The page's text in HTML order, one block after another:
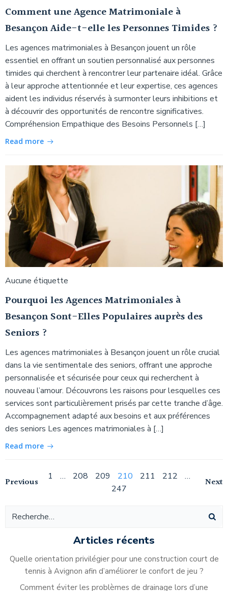
Comment une Agence Matrimoniale à
Besançon Aide-t-elle les Personnes Timides ?
Les agences matrimoniales à Besançon jouent un rôle
essentiel en offrant un soutien personnalisé aux personnes
timides qui cherchent à rencontrer leur partenaire idéal. Grâce
à leur approche attentionnée et leur expertise, ces agences
aident les individus réservés à surmonter leurs inhibitions et
à découvrir des opportunités de rencontre significatives.
Compréhension Empathique des Besoins Personnels […]
Read more
Aucune étiquette
Pourquoi les Agences Matrimoniales à
Besançon Sont-Elles Populaires auprès des
Seniors ?
Les agences matrimoniales à Besançon jouent un rôle crucial
dans la vie sentimentale des seniors, offrant une approche
personnalisée et sécurisée pour ceux qui recherchent à
nouveau l’amour. Découvrons les raisons pour lesquelles ces
services sont particulièrement prisés par cette tranche d’âge.
Accompagnement adapté aux besoins et aux préférences
des seniors Les agences matrimoniales à […]
Read more
Navigation
des
articles
Previous Navigation
des
articles
Page
1 … Page
208 Page
209 Page
210 Page
211 Page
212 …
247
Next
Articles récents
Quelle orientation privilégier pour une construction court de
tennis à Avignon afin d’améliorer le confort de jeu ?
Comment éviter les problèmes de drainage lors d’une